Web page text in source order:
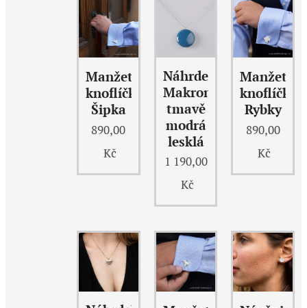
Manžetové
knoflíčky
Šipka
890,00
Kč
Náhrdelník
Makronka
tmavě
modrá
lesklá
1 190,00
Kč
knoflíčky
Rybky
890,00
Kč